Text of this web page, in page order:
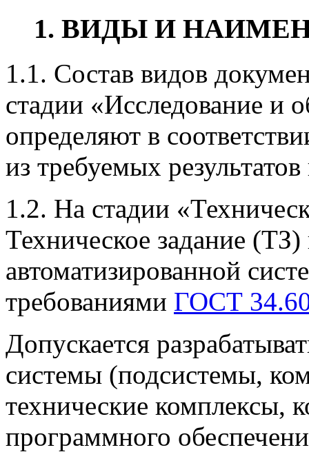
1. ВИДЫ И
1.1. Состав видов
стадии «Исследование и
определяют в
из требуемых
1.2. На стадии
Техническое задание (ТЗ)
автоматизированной
требованиями ГОСТ
Допускается
системы (подсистемы,
технические комплексы,
программного